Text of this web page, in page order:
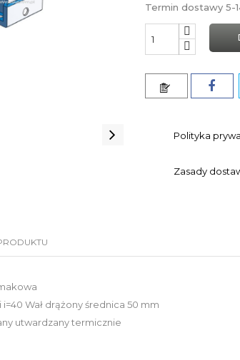
Termin dostawy 5-
Polityka
Zasady
Wał drążony średnica 50 mm
utwardzany termicznie